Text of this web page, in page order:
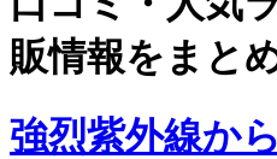
販情報をまと
強烈紫外線か